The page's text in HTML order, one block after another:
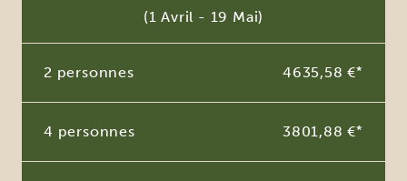
(1 Avril - 19 Mai)
2 personnes 4635,58 €*
4 personnes 3801,88 €*